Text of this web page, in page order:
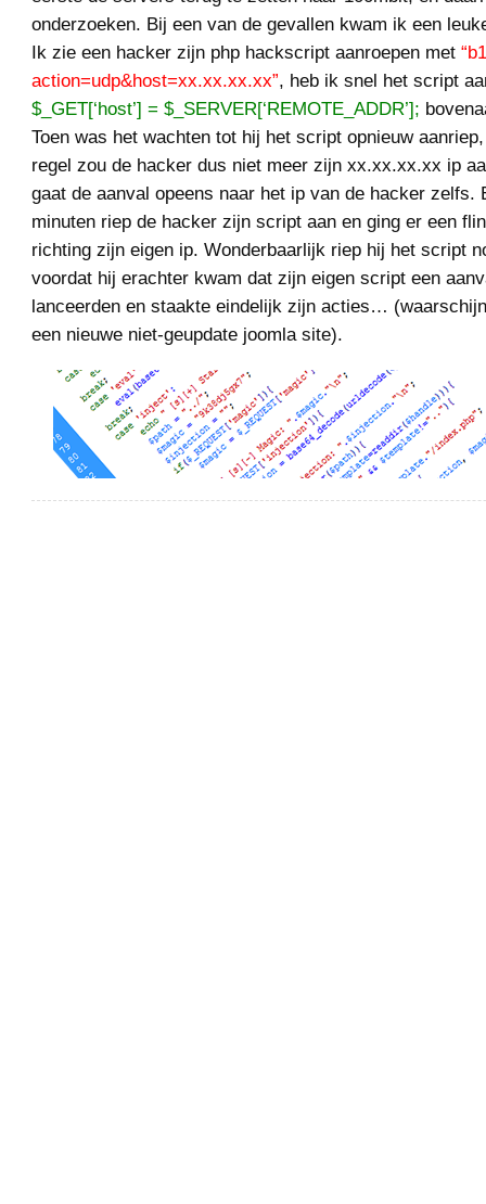
onderzoeken. Bij een van de gevallen kwam ik een
Ik zie een hacker zijn php hackscript aanroepen met
action=udp&host=xx.xx.xx.xx”, heb ik snel het script
$_GET[‘host’] = $_SERVER[‘REMOTE_ADDR’];
Toen was het wachten tot hij het script opnieuw
regel zou de hacker dus niet meer zijn xx.xx.xx.xx ip
gaat de aanval opeens naar het ip van de hacker zelfs.
minuten riep de hacker zijn script aan en ging er een
richting zijn eigen ip. Wonderbaarlijk riep hij het script
voordat hij erachter kwam dat zijn eigen script een
lanceerden en staakte eindelijk zijn acties…
een nieuwe niet-geupdate joomla site).